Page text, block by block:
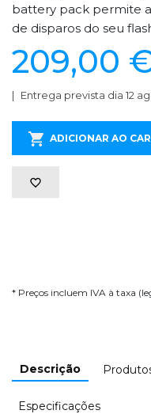
battery pack permite
de disparos do seu
209,00
Entrega prevista dia 12
ADICIONAR AO
* Preços incluem IVA à taxa
Descrição
Especificações